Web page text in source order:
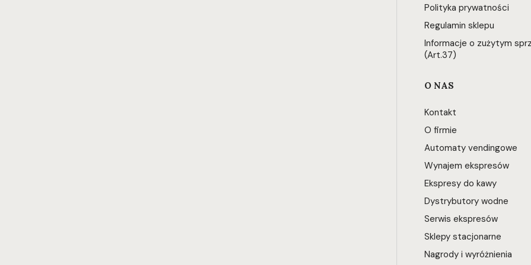
Polityka prywatności
Regulamin sklepu
Informacje o zużytym
(Art.37)
O NAS
Kontakt
O firmie
Automaty vendingowe
Wynajem ekspresów
Ekspresy do kawy
Dystrybutory wodne
Serwis ekspresów
Sklepy stacjonarne
Nagrody i wyróżnienia